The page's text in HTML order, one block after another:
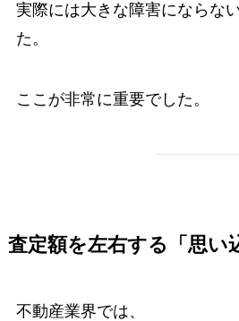
実際には大きな障害にならな
た。
ここが非常に重要でした。
査定額を左右する「思い
不動産業界では、